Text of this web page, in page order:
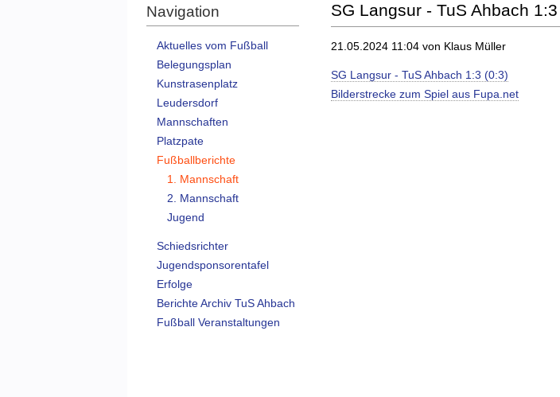
SG Langsur - TuS Ahbach
21.05.2024 11:04 von Klaus Müller
SG Langsur - TuS Ahbach 1:3 (0:3)
Bilderstrecke zum Spiel aus Fupa.net
Navigation
Aktuelles vom Fußball
Belegungsplan
Kunstrasenplatz
Leudersdorf
Mannschaften
Platzpate
Fußballberichte
1. Mannschaft
2. Mannschaft
Jugend
Schiedsrichter
Jugendsponsorentafel
Erfolge
Berichte Archiv TuS Ahbach
Fußball Veranstaltungen